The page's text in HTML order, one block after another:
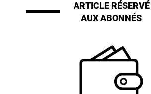
ARTICLE RÉSERVÉ
AUX ABONNÉS